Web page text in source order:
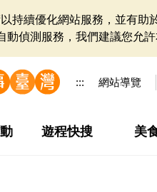
持續優化網站服務，並有助
動偵測服務，我們建議您允
::: 網站導覽
遊程快搜 美